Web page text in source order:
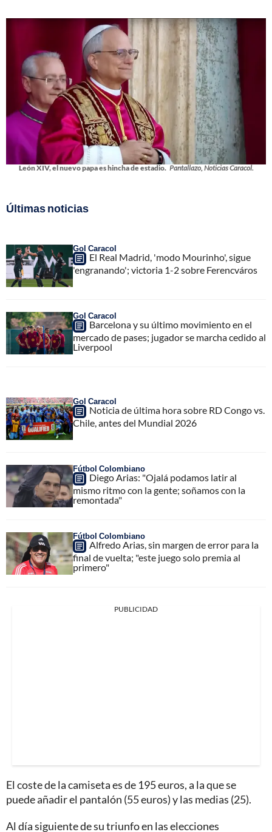
León XIV, el nuevo papa es hincha de estadio. Pantallazo, Noticias Caracol.
Últimas noticias
Gol Caracol
El Real Madrid, 'modo Mourinho', sigue
'engranando'; victoria 1-2 sobre Ferencváros
Gol Caracol
Barcelona y su último movimiento en el
mercado de pases; jugador se marcha cedido al
Liverpool
Gol Caracol
Noticia de última hora sobre RD Congo vs.
Chile, antes del Mundial 2026
Fútbol Colombiano
Diego Arias: "Ojalá podamos latir al
mismo ritmo con la gente; soñamos con la
remontada"
Fútbol Colombiano
Alfredo Arias, sin margen de error para la
final de vuelta; "este juego solo premia al
primero"
PUBLICIDAD
El coste de la camiseta es de 195 euros, a la que se
puede añadir el pantalón (55 euros) y las medias (25).
Al día siguiente de su triunfo en las elecciones